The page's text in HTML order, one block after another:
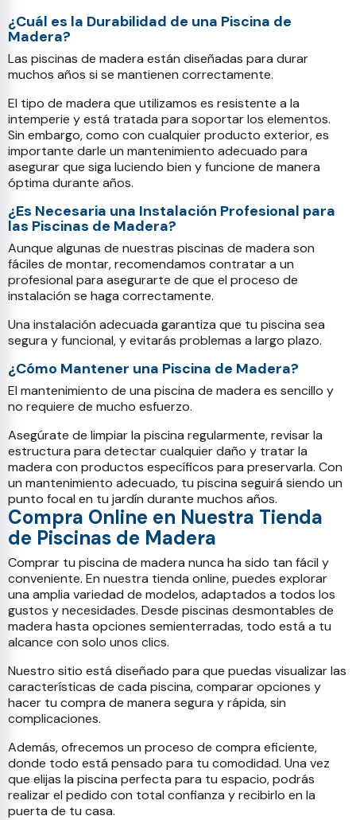
¿Cuál es la Durabilidad de una Piscina de
Madera?
Las piscinas de madera están diseñadas para durar
muchos años si se mantienen correctamente.
El tipo de madera que utilizamos es resistente a la
intemperie y está tratada para soportar los elementos.
Sin embargo, como con cualquier producto exterior, es
importante darle un mantenimiento adecuado para
asegurar que siga luciendo bien y funcione de manera
óptima durante años.
¿Es Necesaria una Instalación Profesional para
las Piscinas de Madera?
Aunque algunas de nuestras piscinas de madera son
fáciles de montar, recomendamos contratar a un
profesional para asegurarte de que el proceso de
instalación se haga correctamente.
Una instalación adecuada garantiza que tu piscina sea
segura y funcional, y evitarás problemas a largo plazo.
¿Cómo Mantener una Piscina de Madera?
El mantenimiento de una piscina de madera es sencillo y
no requiere de mucho esfuerzo.
Asegúrate de limpiar la piscina regularmente, revisar la
estructura para detectar cualquier daño y tratar la
madera con productos específicos para preservarla. Con
un mantenimiento adecuado, tu piscina seguirá siendo un
punto focal en tu jardín durante muchos años.
Compra Online en Nuestra Tienda
de Piscinas de Madera
Comprar tu piscina de madera nunca ha sido tan fácil y
conveniente. En nuestra tienda online, puedes explorar
una amplia variedad de modelos, adaptados a todos los
gustos y necesidades. Desde piscinas desmontables de
madera hasta opciones semienterradas, todo está a tu
alcance con solo unos clics.
Nuestro sitio está diseñado para que puedas visualizar las
características de cada piscina, comparar opciones y
hacer tu compra de manera segura y rápida, sin
complicaciones.
Además, ofrecemos un proceso de compra eficiente,
donde todo está pensado para tu comodidad. Una vez
que elijas la piscina perfecta para tu espacio, podrás
realizar el pedido con total confianza y recibirlo en la
puerta de tu casa.